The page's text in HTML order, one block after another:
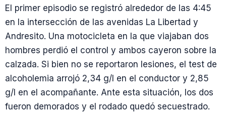
El primer episodio se registró alrededor de las 4:45
en la intersección de las avenidas La Libertad y
Andresito. Una motocicleta en la que viajaban dos
hombres perdió el control y ambos cayeron sobre la
calzada. Si bien no se reportaron lesiones, el test de
alcoholemia arrojó 2,34 g/l en el conductor y 2,85
g/l en el acompañante. Ante esta situación, los dos
fueron demorados y el rodado quedó secuestrado.